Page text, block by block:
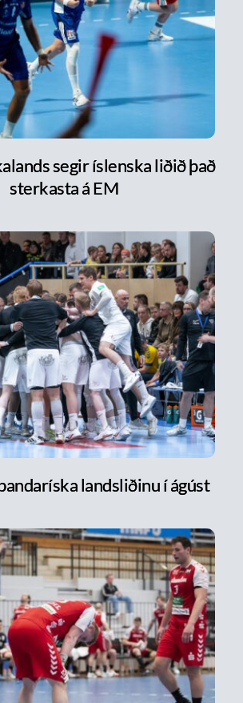
segir íslenska liðið það
sterkasta á EM
landsliðinu í ágúst